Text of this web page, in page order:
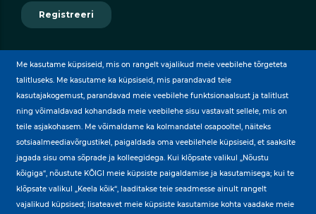
Me kasutame küpsiseid, mis on rangelt vajalikud meie veebilehe tõrgeteta
talitluseks. Me kasutame ka küpsiseid, mis parandavad teie
kasutajakogemust, parandavad meie veebilehe funktsionaalsust ja talitlust
ning võimaldavad kohandada meie veebilehe sisu vastavalt sellele, mis on
teile asjakohasem. Me võimaldame ka kolmandatel osapooltel, näiteks
sotsiaalmeediavõrgustikel, paigaldada oma veebilehele küpsiseid, et saaksite
jagada sisu oma sõprade ja kolleegidega. Kui klõpsate valikul „Nõustu
kõigiga“, nõustute KÕIGI meie küpsiste paigaldamise ja kasutamisega; kui te
klõpsate valikul „Keela kõik“, laaditakse teie seadmesse ainult rangelt
vajalikud küpsised; lisateavet meie küpsiste kasutamise kohta vaadake meie
BY